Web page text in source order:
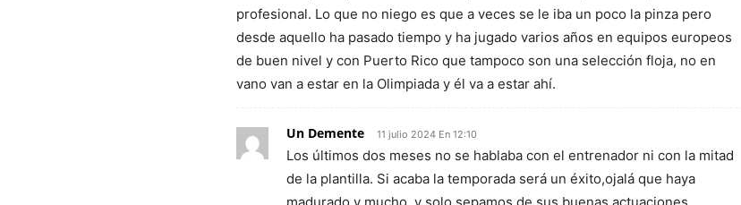
profesional. Lo que no niego es que a veces se le iba un poco la pinza pero
desde aquello ha pasado tiempo y ha jugado varios años en equipos europeos
de buen nivel y con Puerto Rico que tampoco son una selección floja, no en
vano van a estar en la Olimpiada y él va a estar ahí.
Un Demente 11 julio 2024 En 12:10
Los últimos dos meses no se hablaba con el entrenador ni con la mitad
de la plantilla. Si acaba la temporada será un éxito,ojalá que haya